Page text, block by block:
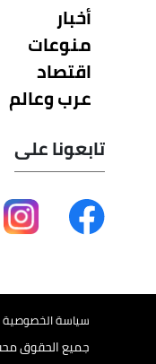
أخبار
منوعات
اقتصاد
عرب وعالم
تابعونا على
سياسة
جميع الحقوق